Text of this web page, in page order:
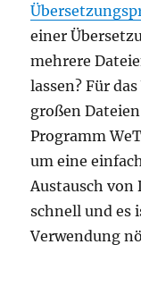
einer
mehrere
lassen? Für
großen
Programm
um eine
Austausch
schnell und es
Verwendung